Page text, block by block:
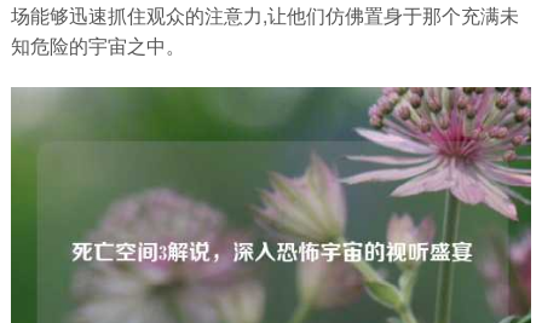
场能够迅速抓住观众的注意力,让他们仿佛置身于那个充满未
知危险的宇宙之中。